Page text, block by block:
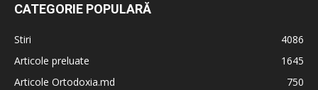
CATEGORIE POPULARĂ
Stiri
4086
Articole preluate
1645
Articole Ortodoxia.md
750